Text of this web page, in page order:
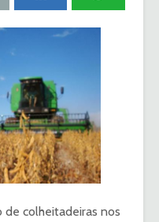
de colheitadeiras nos